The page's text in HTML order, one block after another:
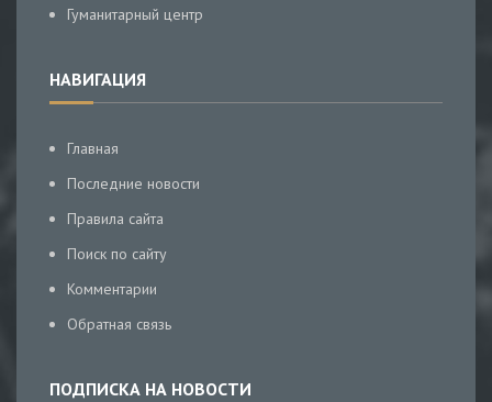
Гуманитарный центр
НАВИГАЦИЯ
Главная
Последние новости
Правила сайта
Поиск по сайту
Комментарии
Обратная связь
ПОДПИСКА НА НОВОСТИ